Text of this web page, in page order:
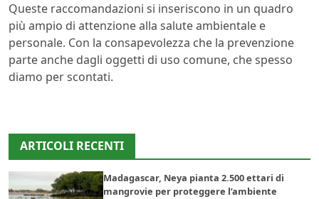
Queste raccomandazioni si inseriscono in un quadro
più ampio di attenzione alla salute ambientale e
personale. Con la consapevolezza che la prevenzione
parte anche dagli oggetti di uso comune, che spesso
diamo per scontati.
ARTICOLI RECENTI
Madagascar, Neya pianta 2.500 ettari di
mangrovie per proteggere l’ambiente